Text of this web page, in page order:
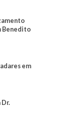
Benedito
em
Dr.